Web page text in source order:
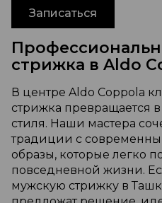
Записаться
стрижка в Aldo
В центре Aldo Coppola
стрижка превращается
стиля. Наши мастера
традиции с
образы, которые легко
повседневной жизни.
мужскую стрижку в